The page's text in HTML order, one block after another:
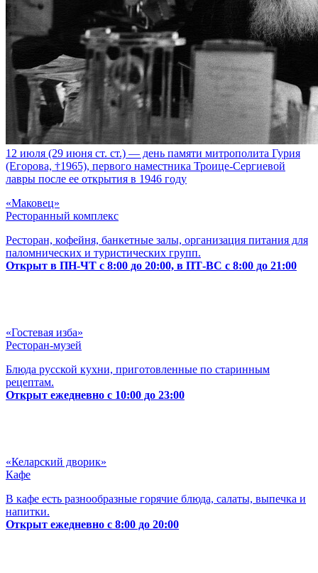
12 июля (29 июня ст. ст.) — день памяти митрополита Гурия
(Егорова, †1965), первого наместника Троице-Сергиевой
лавры после ее открытия в 1946 году
«Маковец»
Ресторанный комплекс
Ресторан, кофейня, банкетные залы, организация питания для
паломнических и туристических групп.
Открыт в ПН-ЧТ с 8:00 до 20:00, в ПТ-ВС с 8:00 до 21:00
«Гостевая изба»
Ресторан-музей
Блюда русской кухни, приготовленные по старинным
рецептам.
Открыт ежедневно с 10:00 до 23:00
«Келарский дворик»
Кафе
В кафе есть разнообразные горячие блюда, салаты, выпечка и
напитки.
Открыт ежедневно с 8:00 до 20:00